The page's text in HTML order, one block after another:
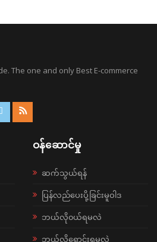
The one and only Best E-commerce
ဝန်ဆောင်မှု
ဆက်သွယ်ရန်
ပြန်လည်ပေးပို့ခြင်းမူဝါဒ
ဘယ်လို၀ယ်ရမလဲ
ဘယ်လိုရောင်းရမလဲ